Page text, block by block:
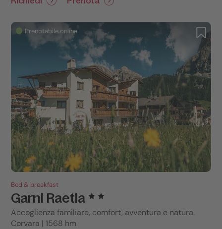
Prenotabile online
Bed & breakfast
Garni Raetia
Accoglienza familiare, comfort, avventura e natura.
Corvara | 1568 hm